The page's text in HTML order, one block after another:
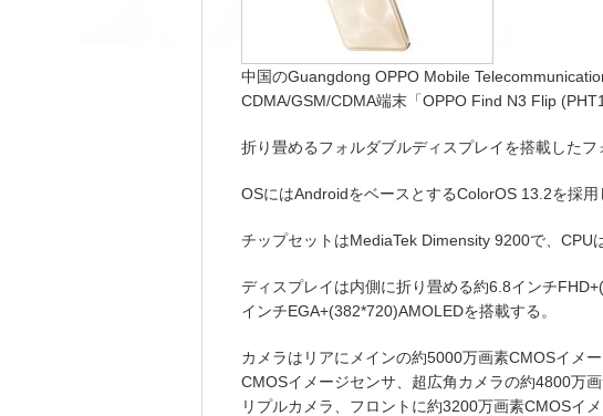
中国のGuangdong OPPO Mobile
CDMA/GSM/CDMA端末「OPPO Find N3 Flip
折り畳めるフォルダブルディスプレイを搭載したフ
OSにはAndroidをベースとするColorOS 13.2を採用
チップセットはMediaTek Dimensity 9200で、CPU
ディスプレイは内側に折り畳める約6.8インチ
インチEGA+(382*720)AMOLEDを搭載する。
カメラはリアにメインの約5000万画素CMOSイメ
CMOSイメージセンサ、超広角カメラの約4800万
リプルカメラ、フロントに約3200万画素CMOSイメ